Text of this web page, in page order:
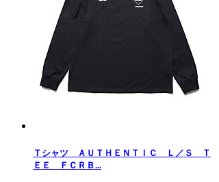
Ｔシャツ ＡＵＴＨＥＮＴＩＣ Ｌ／Ｓ Ｔ
ＥＥ ＦＣＲＢ...